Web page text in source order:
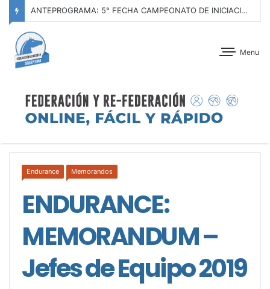
ANTEPROGRAMA: CONCURSO DE ADIESTRAMIENTO – JOCKEY CLUB CÓRDOBA – 29 Y 30 DE AGOSTO DE 2026
Menu
Endurance Memorandos
ENDURANCE:
MEMORANDUM –
Jefes de Equipo 2019